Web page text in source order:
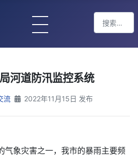
搜索
河道防汛监控系统
流 2022年11月15日 发布
气象灾害之一，我市的暴雨主要频